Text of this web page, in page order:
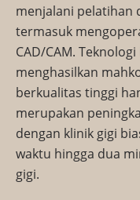
menjalani pelatihan
termasuk
CAD/CAM.
menghasilkan
berkualitas tinggi
merupakan
dengan klinik gigi
waktu hingga dua
gigi.